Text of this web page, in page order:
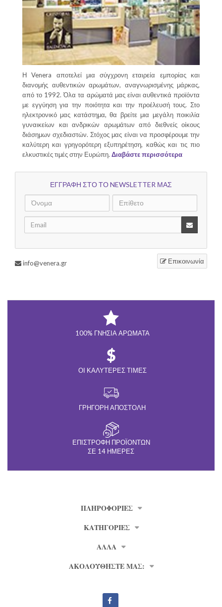
Η Venera αποτελεί μια σύγχρονη εταιρεία εμπορίας και
διανομής αυθεντικών αρωμάτων, αναγνωρισμένης μάρκας,
από το 1992. Όλα τα αρώματά μας είναι αυθεντικά προϊόντα
με εγγύηση για την ποιότητα και την προέλευσή τους. Στο
ηλεκτρονικό μας κατάστημα, θα βρείτε μια μεγάλη ποικιλία
γυναικείων και ανδρικών αρωμάτων από διεθνείς οίκους
διάσημων σχεδιαστών. Στόχος μας είναι να προσφέρουμε την
καλύτερη και γρηγορότερη εξυπηρέτηση, καθώς και τις πιο
ελκυστικές τιμές στην Ευρώπη. Διαβάστε περισσότερα
ΕΓΓΡΑΦΗ ΣΤΟ ΤΟ NEWSLETTER ΜΑΣ
Επικοινωνία
info@venera.gr
100% ΓΝΉΣΙΑ ΑΡΏΜΑΤΑ
ΟΙ ΚΑΛΎΤΕΡΕΣ ΤΙΜΈΣ
ΓΡΉΓΟΡΗ ΑΠΟΣΤΟΛΉ
ΕΠΙΣΤΡΟΦΉ ΠΡΟΪΌΝΤΩΝ
ΣΕ 14 ΗΜΈΡΕΣ
ΠΛΗΡΟΦΟΡΊΕΣ
ΚΑΤΗΓΟΡΙΕΣ
ΑΛΛΑ
ΑΚΟΛΟΥΘΗΣΤΕ ΜΑΣ: